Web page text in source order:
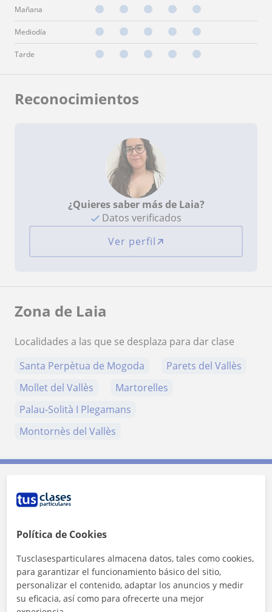
Mañana
Mediodía
Tarde
Reconocimientos
¿Quieres saber más de Laia?
Datos verificados
Ver perfil
Zona de Laia
Localidades a las que se desplaza para dar clase
Santa Perpètua de Mogoda
Parets del Vallès
Mollet del Vallès
Martorelles
Palau-Solità I Plegamans
Montornès del Vallès
Contacta con Laia
Tarifa
Política de Cookies
Tusclasesparticulares almacena datos, tales como cookies,
para garantizar el funcionamiento básico del sitio,
personalizar el contenido, adaptar los anuncios y medir
su eficacia, así como para ofrecerte una mejor